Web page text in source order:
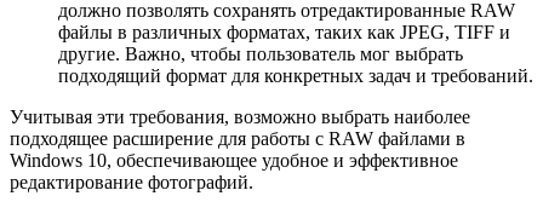
должно позволять сохранять отредактированные RAW
файлы в различных форматах, таких как JPEG, TIFF и
другие. Важно, чтобы пользователь мог выбрать
подходящий формат для конкретных задач и требований.
Учитывая эти требования, возможно выбрать наиболее
подходящее расширение для работы с RAW файлами в
Windows 10, обеспечивающее удобное и эффективное
редактирование фотографий.